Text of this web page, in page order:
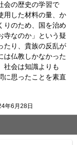
会の歴史の学習で
用した材料の量、か
りのため、国を治め
寺なのか」という疑
たり、貴族の反乱が
は仏教しかなかった
社会は知識よりも
に思ったことを素直
年6月28日